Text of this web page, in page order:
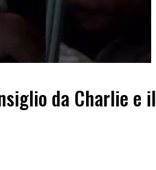
da Charlie e il